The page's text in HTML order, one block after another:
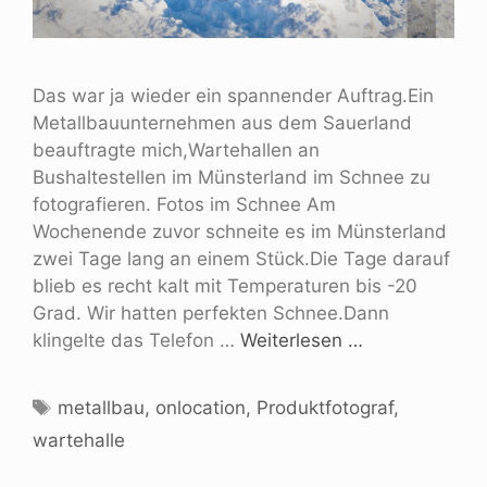
Das war ja wieder ein spannender Auftrag.Ein
Metallbauunternehmen aus dem Sauerland
beauftragte mich,Wartehallen an
Bushaltestellen im Münsterland im Schnee zu
fotografieren. Fotos im Schnee Am
Wochenende zuvor schneite es im Münsterland
zwei Tage lang an einem Stück.Die Tage darauf
blieb es recht kalt mit Temperaturen bis -20
Grad. Wir hatten perfekten Schnee.Dann
klingelte das Telefon … Weiterlesen …
metallbau, onlocation, Produktfotograf,
wartehalle